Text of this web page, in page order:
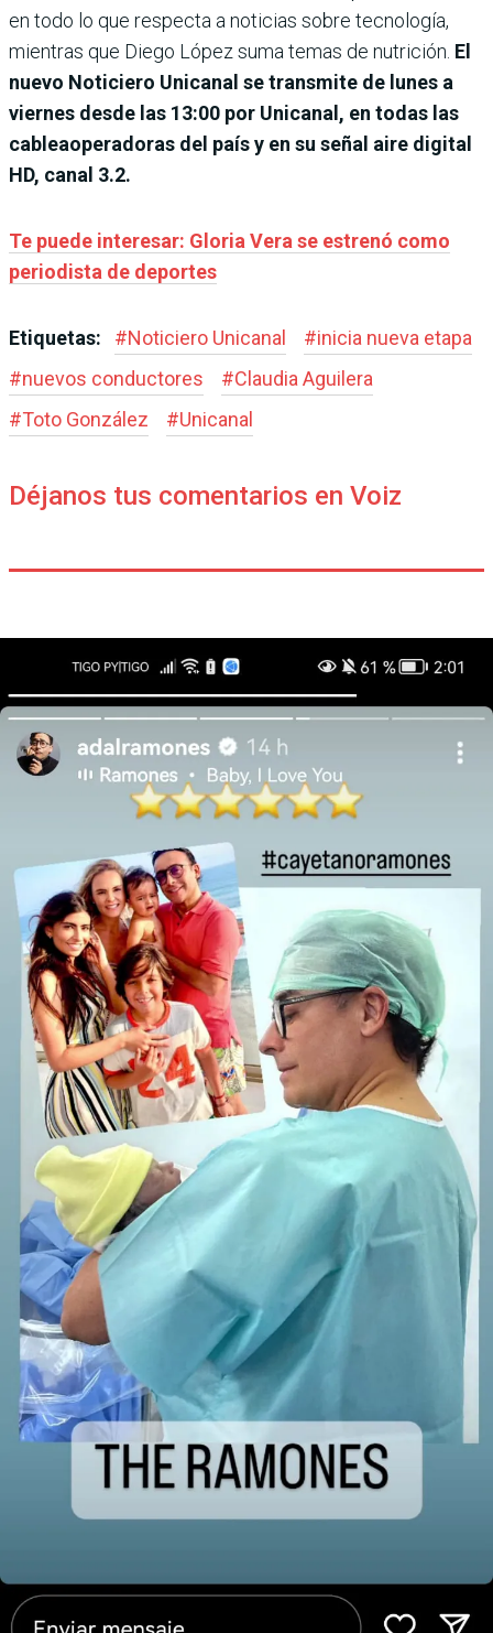
en todo lo que respecta a noticias sobre tecnología,
mientras que Diego López suma temas de nutrición. El
nuevo Noticiero Unicanal se transmite de lunes a
viernes desde las 13:00 por Unicanal, en todas las
cableaoperadoras del país y en su señal aire digital
HD, canal 3.2.
Te puede interesar: Gloria Vera se estrenó como
periodista de deportes
Etiquetas: #Noticiero Unicanal #inicia nueva etapa
#nuevos conductores #Claudia Aguilera
#Toto González #Unicanal
Déjanos tus comentarios en Voiz